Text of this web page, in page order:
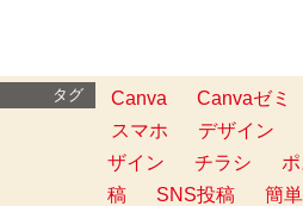
タグ Canva Canvaゼミ
スマホ
デザイン
ザイン
チラシ
稿
SNS投稿 簡